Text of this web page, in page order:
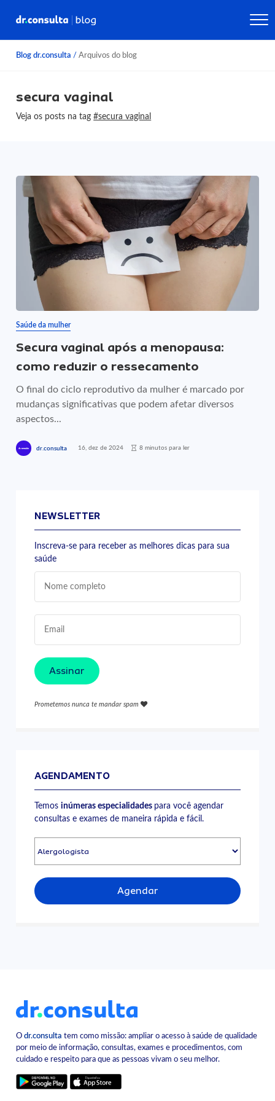
Blog dr.consulta / Arquivos do blog
secura vaginal
Veja os posts na tag#secura vaginal
Saúde da mulher
Secura vaginal após a menopausa:
como reduzir o ressecamento
O final do ciclo reprodutivo da mulher é marcado por
mudanças significativas que podem afetar diversos
aspectos...
dr.consulta 16, dez de 2024 8 minutos para ler
NEWSLETTER
Inscreva-se para receber as melhores dicas para sua
saúde
Assinar
Prometemos nunca te mandar spam
AGENDAMENTO
Temosinúmeras especialidades para você agendar
consultas e exames de maneira rápida e fácil.
Agendar
Odr.consulta tem como missão: ampliar o acesso à saúde de qualidade
por meio de informação, consultas, exames e procedimentos, com
cuidado e respeito para que as pessoas vivam o seu melhor.